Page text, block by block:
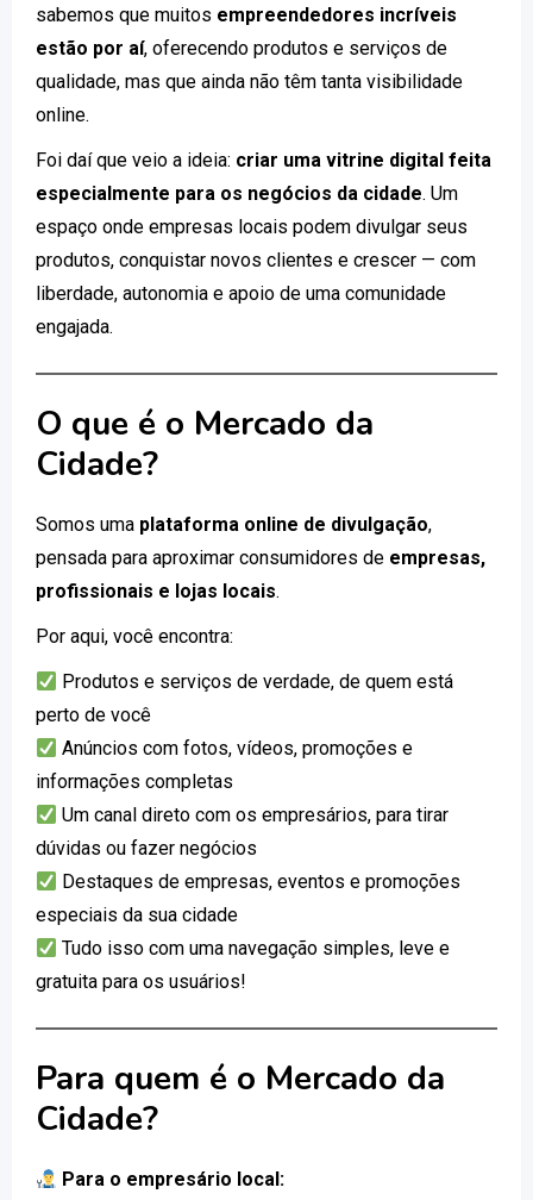
sabemos que muitos empreendedores incríveis
estão por aí, oferecendo produtos e serviços de
qualidade, mas que ainda não têm tanta visibilidade
online.
Foi daí que veio a ideia: criar uma vitrine digital feita
especialmente para os negócios da cidade. Um
espaço onde empresas locais podem divulgar seus
produtos, conquistar novos clientes e crescer — com
liberdade, autonomia e apoio de uma comunidade
engajada.
O que é o Mercado da
Cidade?
Somos uma plataforma online de divulgação,
pensada para aproximar consumidores de empresas,
profissionais e lojas locais.
Por aqui, você encontra:
Produtos e serviços de verdade, de quem está
perto de você
Anúncios com fotos, vídeos, promoções e
informações completas
Um canal direto com os empresários, para tirar
dúvidas ou fazer negócios
Destaques de empresas, eventos e promoções
especiais da sua cidade
Tudo isso com uma navegação simples, leve e
gratuita para os usuários!
Para quem é o Mercado da
Cidade?
Para o empresário local: